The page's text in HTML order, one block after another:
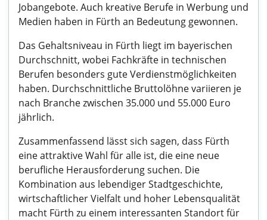
Jobangebote. Auch kreative Berufe in Werbung und
Medien haben in Fürth an Bedeutung gewonnen.
Das Gehaltsniveau in Fürth liegt im bayerischen
Durchschnitt, wobei Fachkräfte in technischen
Berufen besonders gute Verdienstmöglichkeiten
haben. Durchschnittliche Bruttolöhne variieren je
nach Branche zwischen 35.000 und 55.000 Euro
jährlich.
Zusammenfassend lässt sich sagen, dass Fürth
eine attraktive Wahl für alle ist, die eine neue
berufliche Herausforderung suchen. Die
Kombination aus lebendiger Stadtgeschichte,
wirtschaftlicher Vielfalt und hoher Lebensqualität
macht Fürth zu einem interessanten Standort für